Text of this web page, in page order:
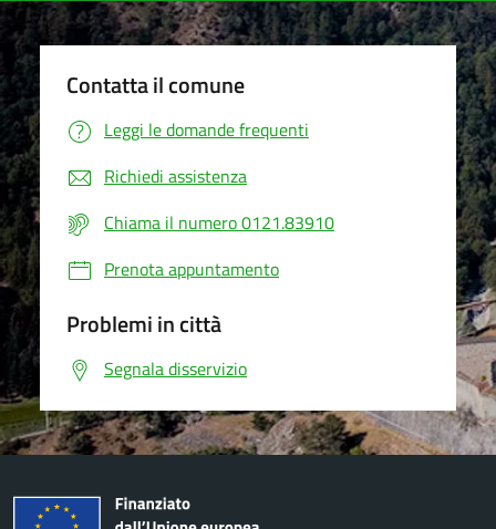
Contatta il comune
Leggi le domande frequenti
Richiedi assistenza
Chiama il numero 0121.83910
Prenota appuntamento
Problemi in città
Segnala disservizio